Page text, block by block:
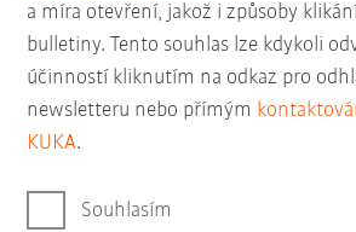
a míra otevření, jakož i způsoby
bulletiny. Tento souhlas lze kdykoli
účinností kliknutím na odkaz pro
newsletteru nebo přímým
KUKA.
Souhlasím